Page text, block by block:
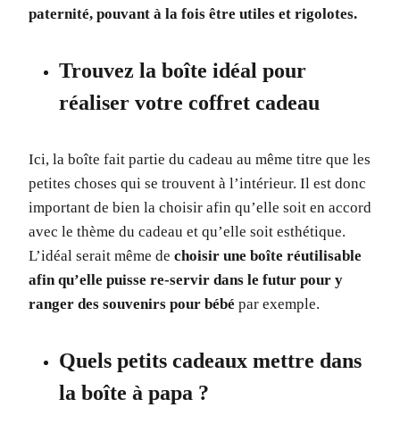
paternité, pouvant à la fois être utiles et rigolotes.
Trouvez la boîte idéal pour
réaliser votre coffret cadeau
Ici, la boîte fait partie du cadeau au même titre que les
petites choses qui se trouvent à l’intérieur. Il est donc
important de bien la choisir afin qu’elle soit en accord
avec le thème du cadeau et qu’elle soit esthétique.
L’idéal serait même de choisir une boîte réutilisable
afin qu’elle puisse re-servir dans le futur pour y
ranger des souvenirs pour bébé par exemple.
Quels petits cadeaux mettre dans
la boîte à papa ?